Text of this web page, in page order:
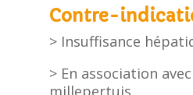
Contre-
> Insuffisance
> En association
millepertuis.